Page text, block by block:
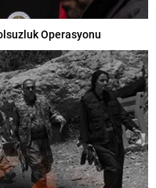
Operasyonu